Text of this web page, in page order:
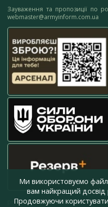
Зауваження та пропозиції по
webmaster@armyinform.com.ua
press@armyinform.com.ua
Ми використовуємо
вам найкращий досвід
Продовжуючи